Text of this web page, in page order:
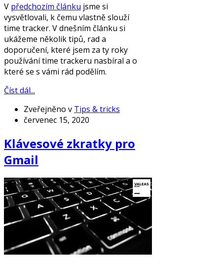
V předchozím článku jsme si
vysvětlovali, k čemu vlastně slouží
time tracker. V dnešním článku si
ukážeme několik tipů, rad a
doporučení, které jsem za ty roky
používání time trackeru nasbíral a o
které se s vámi rád podělím.
Číst dál...
Zveřejněno v Tips & tricks
červenec 15, 2020
Klávesové zkratky pro
Gmail